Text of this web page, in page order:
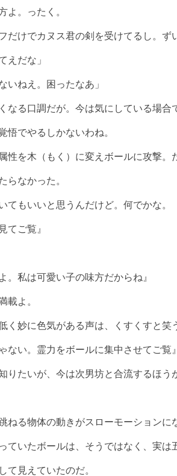
よ。ったく。
けでカヌス君の剣を受けてるし。ず
えだな」
ねえ。困ったなあ」
る口調だが。今は気にしている場合
でやるしかないわね。
を木（もく）に変えボールに攻撃。
らなかった。
もいいと思うんだけど。何でかな。
てご覧』
私は可愛い子の味方だからね』
載よ。
妙に色気がある声は、くすくすと笑
い。霊力をボールに集中させてご覧』
たいが、今は次男坊と合流するほう
る物体の動きがスローモーションに
いたボールは、そうではなく、実は
て見えていたのだ。